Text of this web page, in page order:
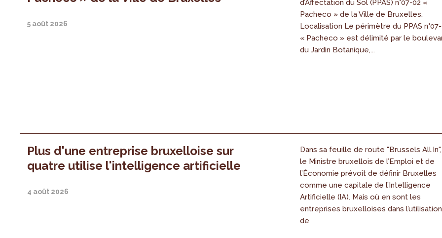
5 août 2026
d’Affectation du Sol (PPAS) n°07-02 «
Pacheco » de la Ville de Bruxelles.
Localisation Le périmètre du PPAS
« Pacheco » est délimité par le
du Jardin Botanique,...
Plus d'une entreprise bruxelloise sur
quatre utilise l'intelligence artificielle
4 août 2026
Dans sa feuille de route "Brussels All.In",
le Ministre bruxellois de l’Emploi et de
l’Économie prévoit de définir Bruxelles
comme une capitale de l’Intelligence
Artificielle (IA). Mais où en sont les
entreprises bruxelloises dans l’utilisation
de